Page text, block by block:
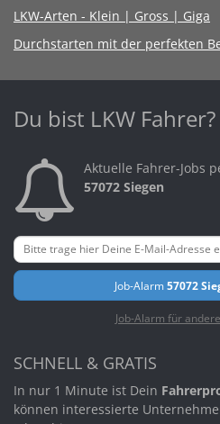
LKW-Arten - Klein | Gross | Giga
Durchstarten mit der perfekten
Du bist LKW Fahrer?
Aktuelle Fahrer-Jobs
57072 Siegen
Job-Alarm57072
Job-Alarm für
SCHNELL & GRATIS
In nur 1 Minute ist Dein
können interessierte